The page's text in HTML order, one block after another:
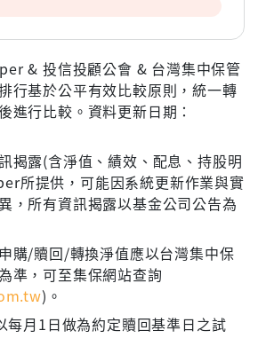
& 投信投顧公會 & 台灣集中保管
行基於公平有效比較原則，統一轉
進行比較。資料更新日期：
揭露(含淨值、績效、配息、持股明
所提供，可能因系統更新作業與實
，所有資訊揭露以基金公司公告為
購/贖回/轉換淨值應以台灣集中保
準，可至集保網站查詢
)。
每月1日做為約定贖回基準日之試